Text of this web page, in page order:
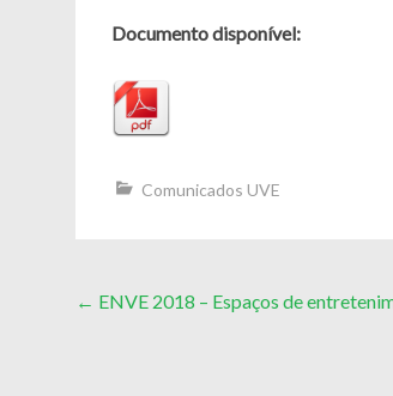
Documento disponível:
Comunicados UVE
Post
← ENVE 2018 – Espaços de